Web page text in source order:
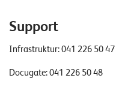
Support
Infrastruktur:041 226 50 47
Docugate:041 226 50 48